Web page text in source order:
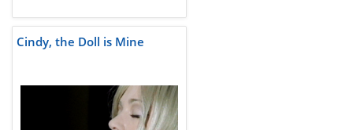
Cindy, the Doll is Mine